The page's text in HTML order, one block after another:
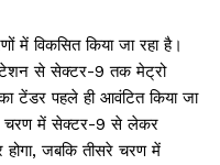
में विकसित किया जा रहा है।
से सेक्टर-9 तक मेट्रो
टेंडर पहले ही आवंटित किया जा
चरण में सेक्टर-9 से लेकर
होगा, जबकि तीसरे चरण में